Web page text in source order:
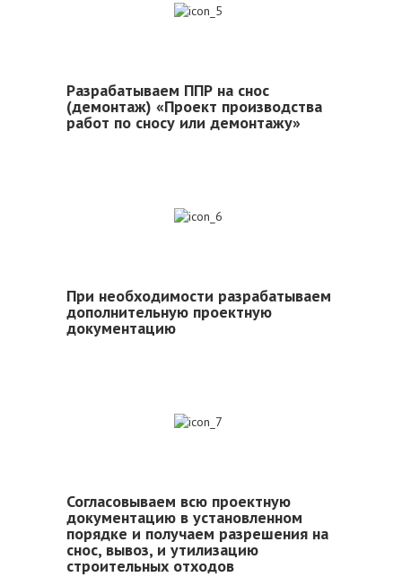
Разрабатываем ППР на снос
(демонтаж) «Проект производства
работ по сносу или демонтажу»
При необходимости разрабатываем
дополнительную проектную
документацию
Согласовываем всю проектную
документацию в установленном
порядке и получаем разрешения на
снос, вывоз, и утилизацию
строительных отходов